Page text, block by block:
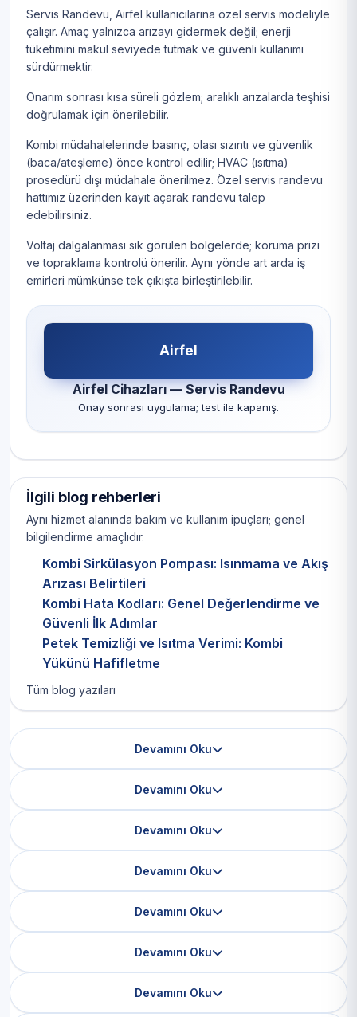
Servis Randevu, Airfel kullanıcılarına özel servis modeliyle
çalışır. Amaç yalnızca arızayı gidermek değil; enerji
tüketimini makul seviyede tutmak ve güvenli kullanımı
sürdürmektir.
Onarım sonrası kısa süreli gözlem; aralıklı arızalarda teşhisi
doğrulamak için önerilebilir.
Kombi müdahalelerinde basınç, olası sızıntı ve güvenlik
(baca/ateşleme) önce kontrol edilir; HVAC (ısıtma)
prosedürü dışı müdahale önerilmez. Özel servis randevu
hattımız üzerinden kayıt açarak randevu talep
edebilirsiniz.
Voltaj dalgalanması sık görülen bölgelerde; koruma prizi
ve topraklama kontrolü önerilir. Aynı yönde art arda iş
emirleri mümkünse tek çıkışta birleştirilebilir.
Airfel
Airfel Cihazları — Servis Randevu
Onay sonrası uygulama; test ile kapanış.
İlgili blog rehberleri
Aynı hizmet alanında bakım ve kullanım ipuçları; genel
bilgilendirme amaçlıdır.
Kombi Sirkülasyon Pompası: Isınmama ve Akış
Arızası Belirtileri
Kombi Hata Kodları: Genel Değerlendirme ve
Güvenli İlk Adımlar
Petek Temizliği ve Isıtma Verimi: Kombi
Yükünü Hafifletme
Tüm blog yazıları
Devamını Oku
Devamını Oku
Devamını Oku
Devamını Oku
Devamını Oku
Devamını Oku
Devamını Oku